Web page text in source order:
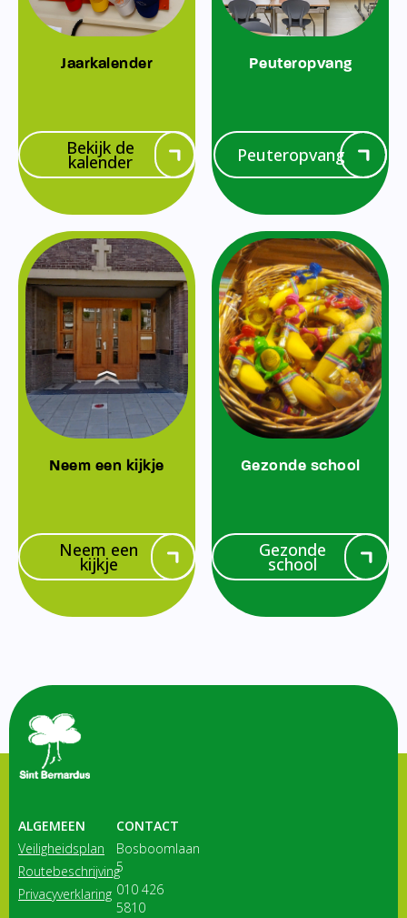
Jaarkalender
Bekijk de
kalender
Peuteropvang
Peuteropvang
Neem een kijkje
Neem een
kijkje
Gezonde school
Gezonde
school
ALGEMEEN
Veiligheidsplan
Routebeschrijving
Privacyverklaring
CONTACT
Bosboomlaan
5
010 426
5810